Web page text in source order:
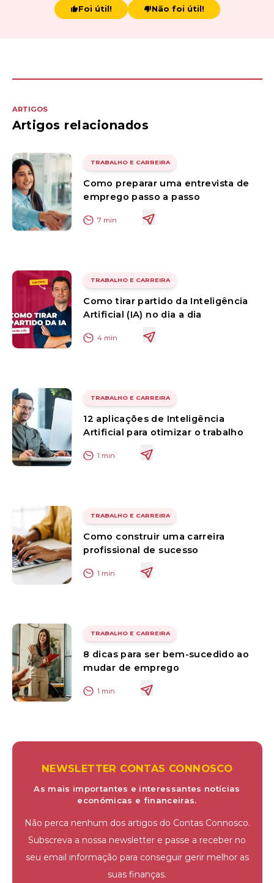
Foi útil! Não foi útil!
ARTIGOS
Artigos relacionados
TRABALHO E CARREIRA
Como preparar uma entrevista de
emprego passo a passo
7 min
TRABALHO E CARREIRA
Como tirar partido da Inteligência
Artificial (IA) no dia a dia
4 min
TRABALHO E CARREIRA
12 aplicações de Inteligência
Artificial para otimizar o trabalho
1 min
TRABALHO E CARREIRA
Como construir uma carreira
profissional de sucesso
1 min
TRABALHO E CARREIRA
8 dicas para ser bem-sucedido ao
mudar de emprego
1 min
NEWSLETTER CONTAS CONNOSCO
As mais importantes e interessantes notícias
económicas e financeiras.
Não perca nenhum dos artigos do Contas Connosco.
Subscreva a nossa newsletter e passe a receber no
seu email informação para conseguir gerir melhor as
suas finanças.